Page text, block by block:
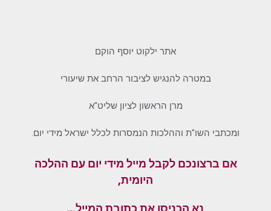
אתר ילקוט יוסף הוקם
במטרה להנגיש לציבור הרחב את שיעורי
מרן הראשון לציון שליט"א
ומכתבי השו"ת וההלכות הנמסרות לכלל ישראל מידי יום.
אם ברצונכם לקבל מייל מידי יום עם ההלכה
היומית,
נא הכניסו את כתובת המייל…